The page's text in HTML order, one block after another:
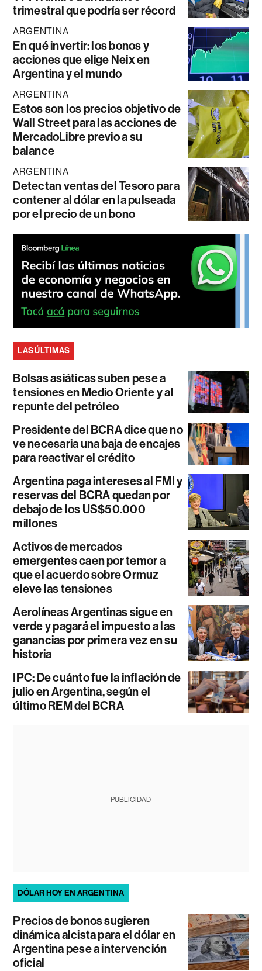
trimestral que podría ser récord
ARGENTINA
En qué invertir: los bonos y
acciones que elige Neix en
Argentina y el mundo
ARGENTINA
Estos son los precios objetivo de
Wall Street para las acciones de
MercadoLibre previo a su
balance
ARGENTINA
Detectan ventas del Tesoro para
contener al dólar en la pulseada
por el precio de un bono
LAS ÚLTIMAS
Bolsas asiáticas suben pese a
tensiones en Medio Oriente y al
repunte del petróleo
Presidente del BCRA dice que no
ve necesaria una baja de encajes
para reactivar el crédito
Argentina paga intereses al FMI y
reservas del BCRA quedan por
debajo de los US$50.000
millones
Activos de mercados
emergentes caen por temor a
que el acuerdo sobre Ormuz
eleve las tensiones
Aerolíneas Argentinas sigue en
verde y pagará el impuesto a las
ganancias por primera vez en su
historia
IPC: De cuánto fue la inflación de
julio en Argentina, según el
último REM del BCRA
PUBLICIDAD
DÓLAR HOY EN ARGENTINA
Precios de bonos sugieren
dinámica alcista para el dólar en
Argentina pese a intervención
oficial